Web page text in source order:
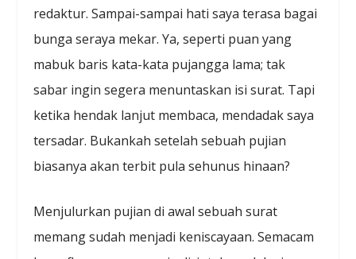
redaktur. Sampai-sampai hati saya terasa bagai
bunga seraya mekar. Ya, seperti puan yang
mabuk baris kata-kata pujangga lama; tak
sabar ingin segera menuntaskan isi surat. Tapi
ketika hendak lanjut membaca, mendadak saya
tersadar. Bukankah setelah sebuah pujian
biasanya akan terbit pula sehunus hinaan?
Menjulurkan pujian di awal sebuah surat
memang sudah menjadi keniscayaan. Semacam